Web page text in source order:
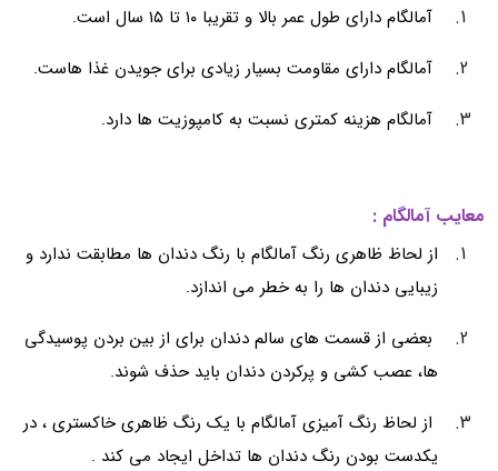
آمالگام دارای طول عمر بالا و تقریبا ۱۰ تا ۱۵ سال است.
آمالگام دارای مقاومت بسیار زیادی برای جویدن غذا هاست.
آمالگام هزینه کمتری نسبت به کامپوزیت ها دارد.
معایب آمالگام :
از لحاظ ظاهری رنگ آمالگام با رنگ دندان ها مطابقت ندارد و
زیبایی دندان ها را به خطر می اندازد.
بعضی از قسمت های سالم دندان برای از بین بردن پوسیدگی
ها، عصب کشی و پرکردن دندان باید حذف شوند.
از لحاظ رنگ آمیزی آمالگام با یک رنگ ظاهری خاکستری ، در
یکدست بودن رنگ دندان ها تداخل ایجاد می کند .